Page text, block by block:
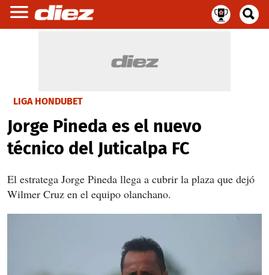
LIGA HONDUBET
Jorge Pineda es el nuevo
técnico del Juticalpa FC
El estratega Jorge Pineda llega a cubrir la plaza que dejó
Wilmer Cruz en el equipo olanchano.